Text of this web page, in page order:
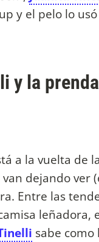
y el pelo lo
y la
a la vuelta de
dejando ver
Entre las
leñadora,
sabe